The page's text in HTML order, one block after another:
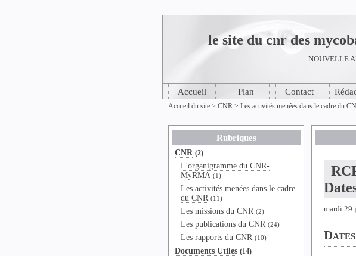
le site du cnr des
NOUVELLE
Accueil Plan Contact
Accueil du site > CNR > Les activités menées dans le cadre du
Rubriques
CNR (2)
L'organigramme du CNR-
MyRMA (1)
Les activités menées dans le cadre
du CNR (11)
Les missions du CNR (2)
Les publications du CNR (24)
Les rapports du CNR (10)
Documents Utiles (14)
mardi 29